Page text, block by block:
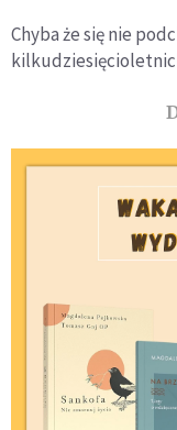
Chyba że się nie